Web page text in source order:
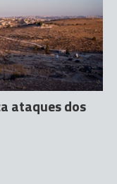
ataques dos